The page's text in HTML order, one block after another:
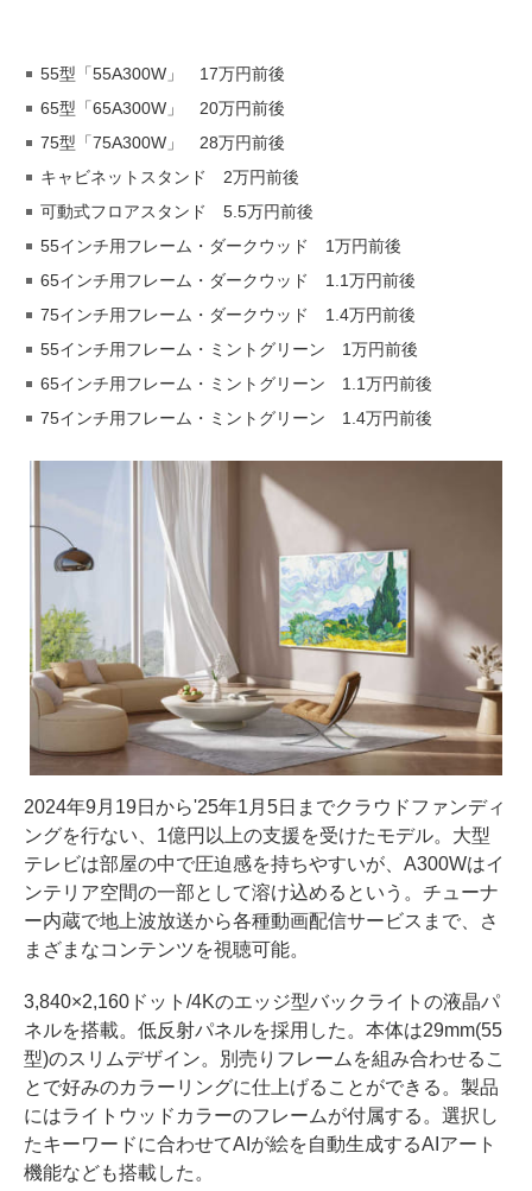
55型「55A300W」 17万円前後
65型「65A300W」 20万円前後
75型「75A300W」 28万円前後
キャビネットスタンド 2万円前後
可動式フロアスタンド 5.5万円前後
55インチ用フレーム・ダークウッド 1万円前後
65インチ用フレーム・ダークウッド 1.1万円前後
75インチ用フレーム・ダークウッド 1.4万円前後
55インチ用フレーム・ミントグリーン 1万円前後
65インチ用フレーム・ミントグリーン 1.1万円前後
75インチ用フレーム・ミントグリーン 1.4万円前後
2024年9月19日から'25年1月5日までクラウドファンディ
ングを行ない、1億円以上の支援を受けたモデル。大型
テレビは部屋の中で圧迫感を持ちやすいが、A300Wはイ
ンテリア空間の一部として溶け込めるという。チューナ
ー内蔵で地上波放送から各種動画配信サービスまで、さ
まざまなコンテンツを視聴可能。
3,840×2,160ドット/4Kのエッジ型バックライトの液晶パ
ネルを搭載。低反射パネルを採用した。本体は29mm(55
型)のスリムデザイン。別売りフレームを組み合わせるこ
とで好みのカラーリングに仕上げることができる。製品
にはライトウッドカラーのフレームが付属する。選択し
たキーワードに合わせてAIが絵を自動生成するAIアート
機能なども搭載した。